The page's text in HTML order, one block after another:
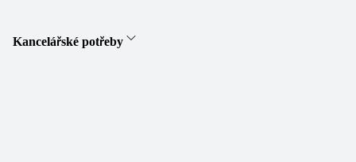
Kancelářské potřeby